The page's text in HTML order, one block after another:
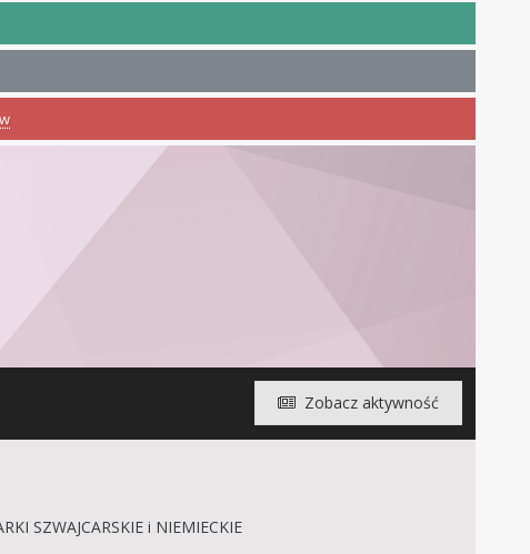
Zobacz aktywność
SZWAJCARSKIE i NIEMIECKIE